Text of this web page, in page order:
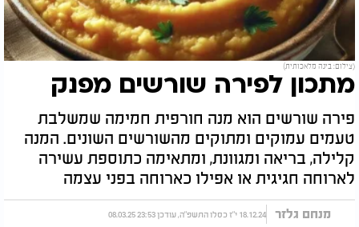
(צילום: בינה מלאכותית)
מתכון לפירה שורשים מפנק
פירה שורשים הוא מנה חורפית חמימה שמשלבת
טעמים עמוקים ומתוקים מהשורשים השונים. המנה
קלילה, בריאה ומגוונת, ומתאימה כתוספת עשירה
לארוחה חגיגית או אפילו כארוחה בפני עצמה
מנחם גלזר 18.12.24 י"ז כסלו התשפ"ה, עודכן 23:53 08.03.25